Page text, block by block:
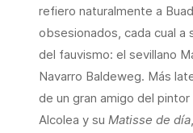
refiero naturalmente a
obsesionados, cada cual a
del fauvismo: el sevillano
Navarro Baldeweg. Más
de un gran amigo del
Alcolea y su Matisse de día,